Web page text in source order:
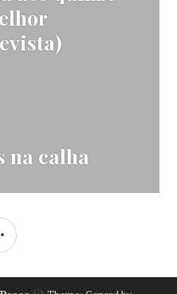
na calha
SIDEBAR